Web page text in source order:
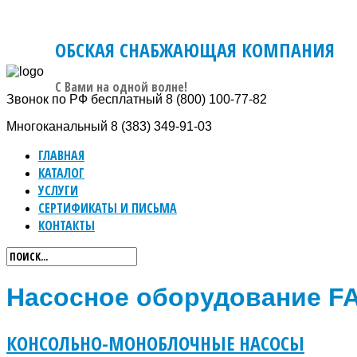
ОБСКАЯ СНАБЖАЮЩАЯ КОМПАНИЯ
C Вами на одной волне!
Звонок по РФ бесплатный 8 (800) 100-77-82
Многоканальный 8 (383) 349-91-03
ГЛАВНАЯ
КАТАЛОГ
УСЛУГИ
СЕРТИФИКАТЫ И ПИСЬМА
КОНТАКТЫ
Насосное оборудование
КОНСОЛЬНО-МОНОБЛОЧНЫЕ НАСОСЫ